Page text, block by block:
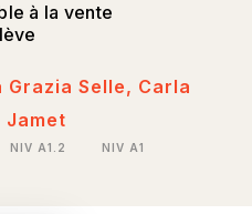
à la vente
Grazia Selle, Carla
Jamet
NIV A1.2 NIV A1